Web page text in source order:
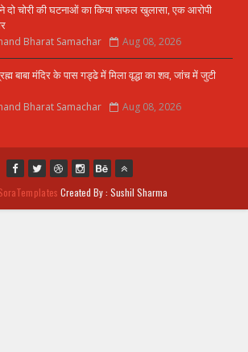
दो चोरी की घटनाओं का किया सफल खुलासा, एक आरोपी
Bharat Samachar Aug 08, 2026
बाबा मंदिर के पास गड्ढे में मिला वृद्धा का शव, जांच में जुटी
Bharat Samachar Aug 08, 2026
Created By : Sushil Sharma